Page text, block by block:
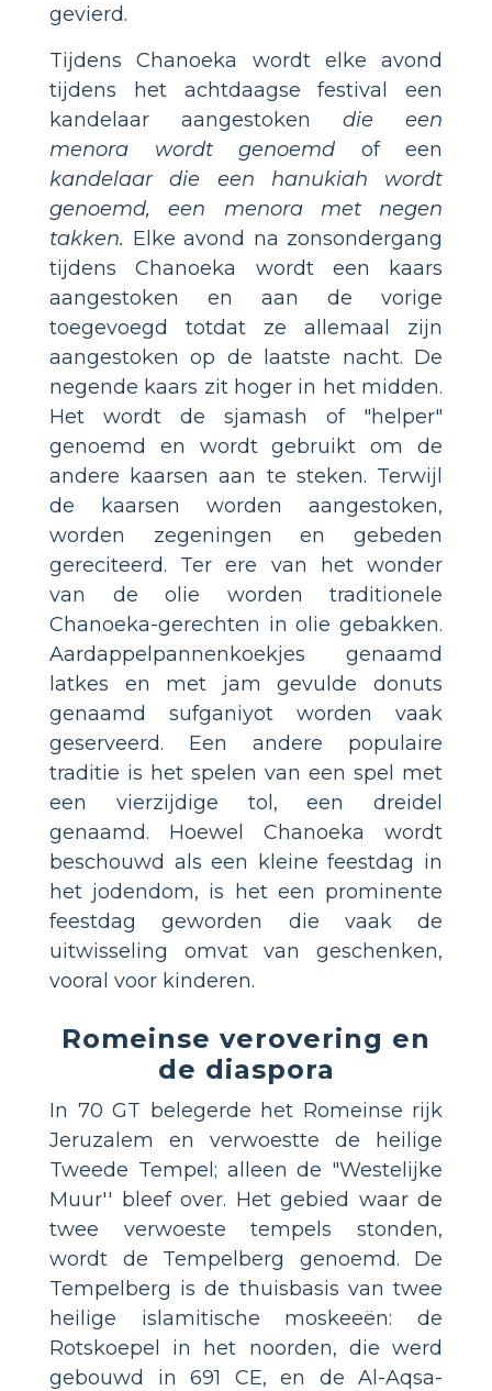
gevierd.
Tijdens Chanoeka wordt elke avond
tijdens het achtdaagse festival een
kandelaar aangestoken die een
menora wordt genoemd of een
kandelaar die een hanukiah wordt
genoemd, een menora met negen
takken. Elke avond na zonsondergang
tijdens Chanoeka wordt een kaars
aangestoken en aan de vorige
toegevoegd totdat ze allemaal zijn
aangestoken op de laatste nacht. De
negende kaars zit hoger in het midden.
Het wordt de sjamash of "helper"
genoemd en wordt gebruikt om de
andere kaarsen aan te steken. Terwijl
de kaarsen worden aangestoken,
worden zegeningen en gebeden
gereciteerd. Ter ere van het wonder
van de olie worden traditionele
Chanoeka-gerechten in olie gebakken.
Aardappelpannenkoekjes genaamd
latkes en met jam gevulde donuts
genaamd sufganiyot worden vaak
geserveerd. Een andere populaire
traditie is het spelen van een spel met
een vierzijdige tol, een dreidel
genaamd. Hoewel Chanoeka wordt
beschouwd als een kleine feestdag in
het jodendom, is het een prominente
feestdag geworden die vaak de
uitwisseling omvat van geschenken,
vooral voor kinderen.
Romeinse verovering en
de diaspora
In 70 GT belegerde het Romeinse rijk
Jeruzalem en verwoestte de heilige
Tweede Tempel; alleen de "Westelijke
Muur'' bleef over. Het gebied waar de
twee verwoeste tempels stonden,
wordt de Tempelberg genoemd. De
Tempelberg is de thuisbasis van twee
heilige islamitische moskeeën: de
Rotskoepel in het noorden, die werd
gebouwd in 691 CE, en de Al-Aqsa-